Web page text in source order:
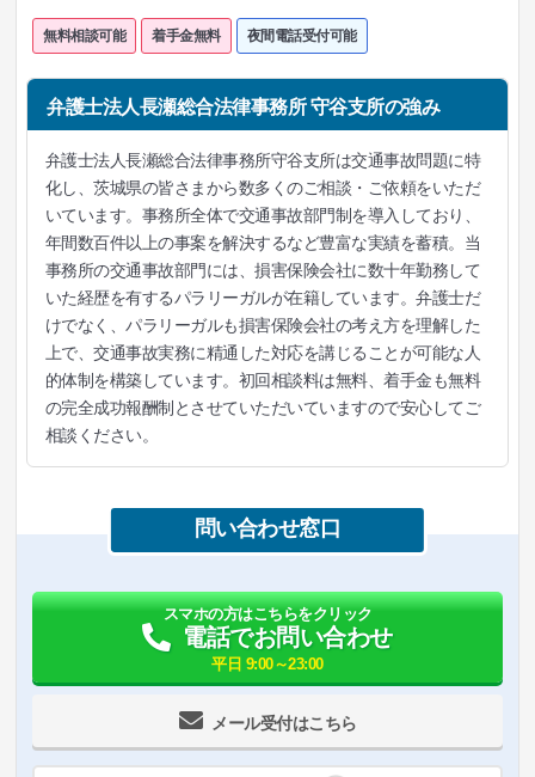
無料相談可能 着手金無料 夜間電話受付可能
弁護士法人長瀬総合法律事務所 守谷支所の強み
弁護士法人長瀬総合法律事務所守谷支所は交通事故問題に特
化し、茨城県の皆さまから数多くのご相談・ご依頼をいただ
いています。事務所全体で交通事故部門制を導入しており、
年間数百件以上の事案を解決するなど豊富な実績を蓄積。当
事務所の交通事故部門には、損害保険会社に数十年勤務して
いた経歴を有するパラリーガルが在籍しています。弁護士だ
けでなく、パラリーガルも損害保険会社の考え方を理解した
上で、交通事故実務に精通した対応を講じることが可能な人
的体制を構築しています。初回相談料は無料、着手金も無料
の完全成功報酬制とさせていただいていますので安心してご
相談ください。
問い合わせ窓口
メール受付はこちら
スマホの方はこちらをクリック
電話でお問い合わせ
平日 9:00～23:00